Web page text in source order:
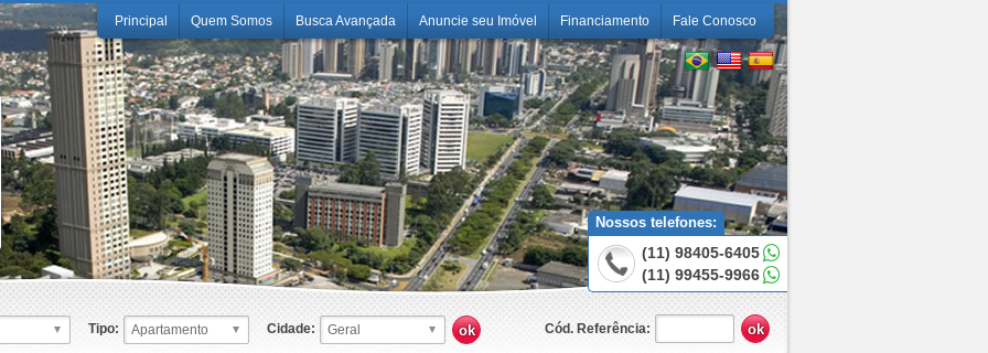
Nossos telefones:
(11) 98405-6405
(11) 99455-9966
Principal Quem Somos Busca Avançada Anuncie seu Imóvel Financiamento Fale Conosco
Tipo: Cidade: Cód. Referência: